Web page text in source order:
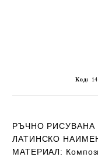
Код:
РЪЧНО РИСУВАНА
ЛАТИНСКО
МАТЕРИАЛ: